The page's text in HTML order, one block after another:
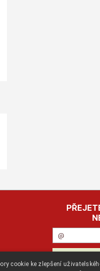
cookie ke zlepšení